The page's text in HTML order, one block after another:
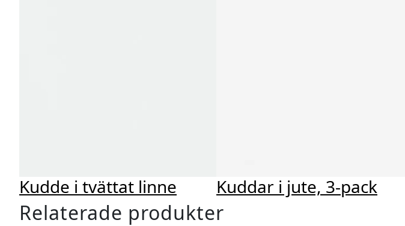
Kudde i tvättat linne Kuddar i jute, 3-pack
Relaterade produkter